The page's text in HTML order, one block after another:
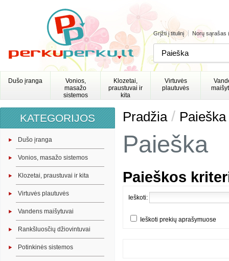
Grįžti į titulinį Norų sąrašas
Dušo įranga
Vonios,
masažo
sistemos
Klozetai,
praustuvai ir
kita
Virtuvės
plautuvės
KATEGORIJOS
Dušo įranga
Vonios, masažo sistemos
Klozetai, praustuvai ir kita
Virtuvės plautuvės
Vandens maišytuvai
Rankšluosčių džiovintuvai
Potinkinės sistemos
Pradžia/ Paieška
Paieška
Paieškos
Ieškoti:
Ieškoti prekių aprašymuose